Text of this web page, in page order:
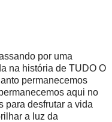
por uma
na história de TUDO O
permanecemos
aqui no
para desfrutar a vida
a luz da